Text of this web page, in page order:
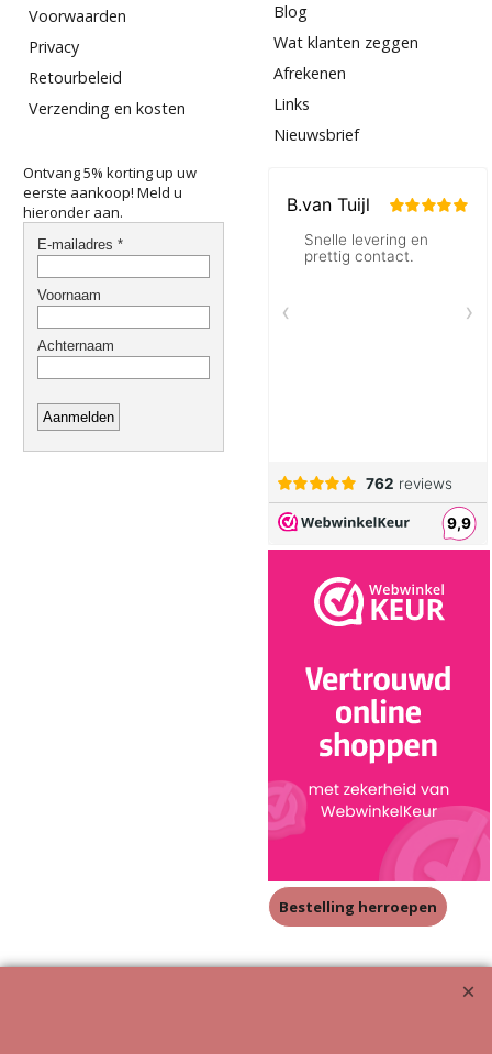
Voorwaarden
Privacy
Retourbeleid
Verzending en kosten
Blog
Wat klanten zeggen
Afrekenen
Links
Nieuwsbrief
Ontvang 5% korting up uw
eerste aankoop! Meld u
hieronder aan.
Bestelling herroepen